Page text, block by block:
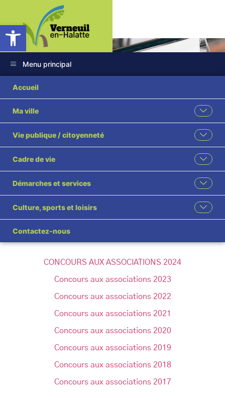
Ouvrir la barre d’outils
Menu principal
Accueil
Ma ville
Vie publique / citoyenneté
Cadre de vie
Démarches et services
Culture, sports et loisirs
Contactez-nous
Subventions aux
associations
Partagez cette page
CONCOURS AUX ASSOCIATIONS 2024
Concours aux associations 2023
Concours aux associations 2022
Concours aux associations 2021
Concours aux associations 2020
Concours aux associations 2019
Concours aux associations 2018
Concours aux associations 2017